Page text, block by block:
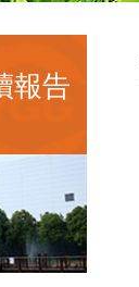
報告